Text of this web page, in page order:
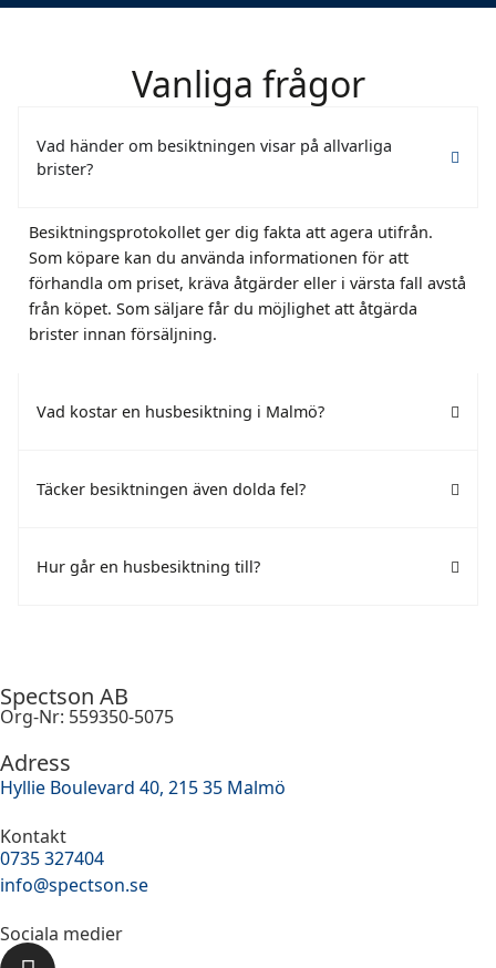
Vanliga frågor
Vad händer om besiktningen visar på allvarliga
brister?
Besiktningsprotokollet ger dig fakta att agera utifrån.
Som köpare kan du använda informationen för att
förhandla om priset, kräva åtgärder eller i värsta fall avstå
från köpet. Som säljare får du möjlighet att åtgärda
brister innan försäljning.
Vad kostar en husbesiktning i Malmö?
Täcker besiktningen även dolda fel?
Hur går en husbesiktning till?
Spectson AB
Org-Nr: 559350-5075
Adress
Hyllie Boulevard 40, 215 35 Malmö
Kontakt
0735 327404
info@spectson.se
Sociala medier